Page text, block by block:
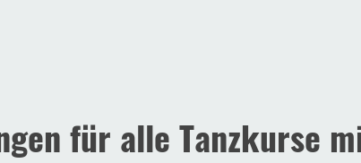
für alle Tanzkurse